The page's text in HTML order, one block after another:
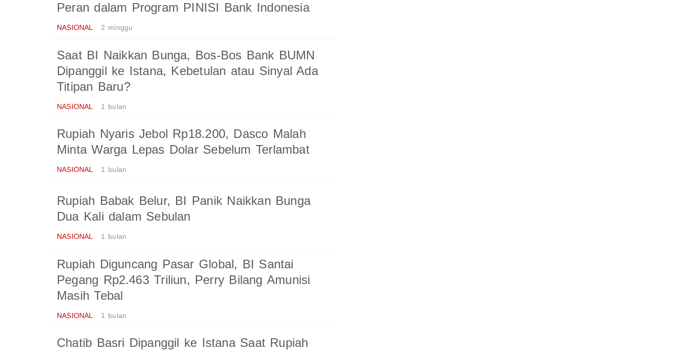
Peran dalam Program PINISI Bank Indonesia
NASIONAL 2 minggu
Saat BI Naikkan Bunga, Bos-Bos Bank BUMN
Dipanggil ke Istana, Kebetulan atau Sinyal Ada
Titipan Baru?
NASIONAL 1 bulan
Rupiah Nyaris Jebol Rp18.200, Dasco Malah
Minta Warga Lepas Dolar Sebelum Terlambat
NASIONAL 1 bulan
Rupiah Babak Belur, BI Panik Naikkan Bunga
Dua Kali dalam Sebulan
NASIONAL 1 bulan
Rupiah Diguncang Pasar Global, BI Santai
Pegang Rp2.463 Triliun, Perry Bilang Amunisi
Masih Tebal
NASIONAL 1 bulan
Chatib Basri Dipanggil ke Istana Saat Rupiah